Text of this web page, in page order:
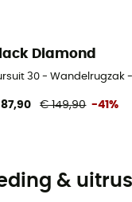
Diamond
30 - Wandelrugzak
€ 149,90 -41%
&